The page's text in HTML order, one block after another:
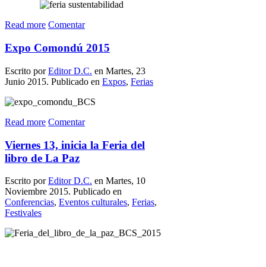
Read more Comentar
Expo Comondú 2015
Escrito porEditor D.C. en Martes, 23
Junio 2015. Publicado en Expos, Ferias
Read more Comentar
Viernes 13, inicia la Feria del
libro de La Paz
Escrito porEditor D.C. en Martes, 10
Noviembre 2015. Publicado en
Conferencias, Eventos culturales, Ferias,
Festivales